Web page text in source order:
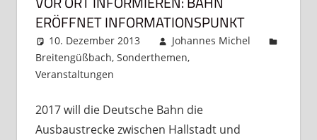
ERÖFFNET INFORMATIONSPUNKT
10. Dezember 2013
Johannes Michel
Breitengüßbach, Sonderthemen,
Veranstaltungen
2017 will die Deutsche Bahn die
Ausbaustrecke zwischen Hallstadt und